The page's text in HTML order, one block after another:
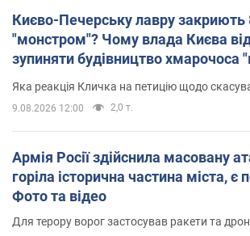
Києво-Печерську лавру
"монстром"? Чому влада Києва
зупиняти будівництво хмарочоса
вірянина"
Яка реакція Кличка на петицію щодо
9.08.2026 12:00 2,0 т.
Армія Росії здійснила масовану
горіла історична частина міста, є
Фото та відео
Для терору ворог застосував ракети та